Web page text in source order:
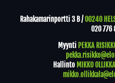
Rahakamarinportti 3 B /00240
020 776
Myynti PEKKA
Hallinto MIKKO